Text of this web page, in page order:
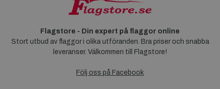
Flagstore - Din expert på flaggor online
Stort utbud av flaggor i olika utföranden. Bra priser och snabba
leveranser. Välkommen till Flagstore!
Följ oss på Facebook